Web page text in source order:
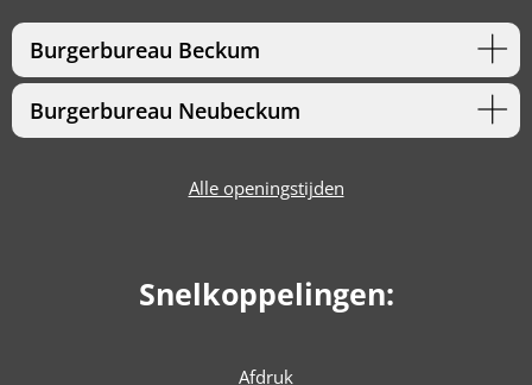
Burgerbureau Beckum
Burgerbureau Neubeckum
Alle openingstijden
Snelkoppelingen:
Afdruk